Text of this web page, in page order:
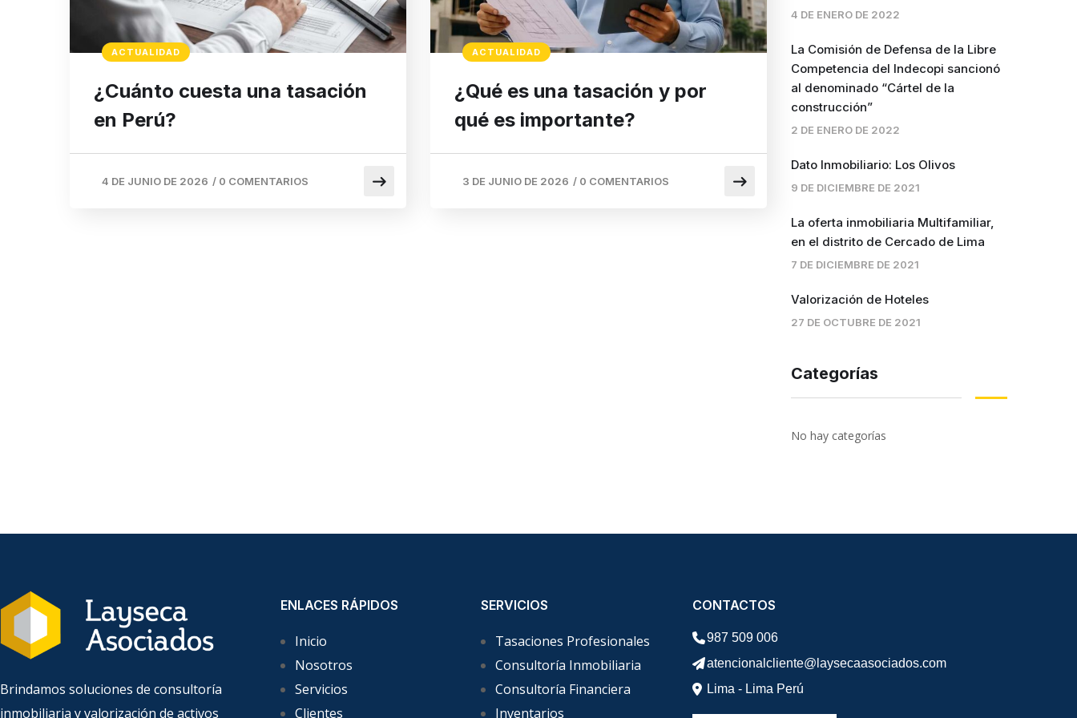
ACTUALIDAD
¿Cuánto cuesta una tasación
en Perú?
4 DE JUNIO DE 2026 / 0 COMENTARIOS
ACTUALIDAD
¿Qué es una tasación y por
qué es importante?
3 DE JUNIO DE 2026 / 0 COMENTARIOS
4 DE ENERO DE 2022
La Comisión de Defensa de la Libre
Competencia del Indecopi sancionó
al denominado “Cártel de la
construcción”
2 DE ENERO DE 2022
Dato Inmobiliario: Los Olivos
9 DE DICIEMBRE DE 2021
La oferta inmobiliaria Multifamiliar,
en el distrito de Cercado de Lima
7 DE DICIEMBRE DE 2021
Valorización de Hoteles
27 DE OCTUBRE DE 2021
Categorías
No hay categorías
Brindamos soluciones de consultoría
inmobiliaria y valorización de activos
ENLACES RÁPIDOS
Inicio
Nosotros
Servicios
Clientes
SERVICIOS
Tasaciones Profesionales
Consultoría Inmobiliaria
Consultoría Financiera
Inventarios
CONTACTOS
987 509 006
atencionalcliente@laysecaasociados.com
Lima - Lima Perú